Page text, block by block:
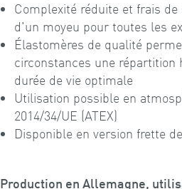
Complexité réduite et frais
d'un moyeu pour toutes les
Élastomères de qualité
circonstances une répartition
durée de vie optimale
Utilisation possible en
2014/34/UE (ATEX)
Disponible en version frette
Production en Allemagne,